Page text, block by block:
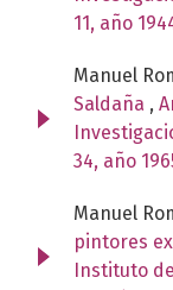
11, año
Manuel
Saldaña ,
34, año
Manuel
pintores
Instituto